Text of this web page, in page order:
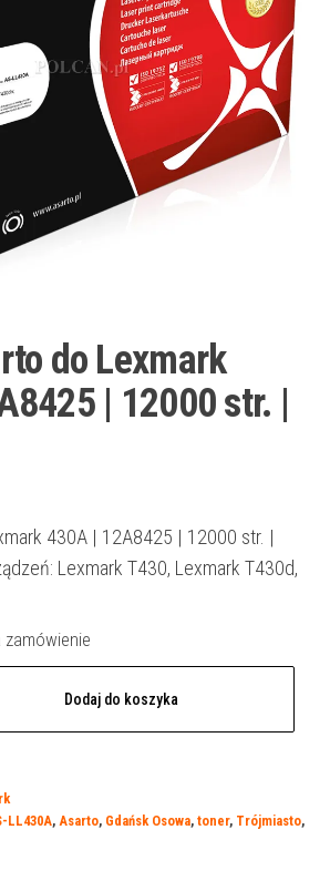
do Lexmark
| 12000 str. |
430A | 12A8425 | 12000 str. |
Lexmark T430, Lexmark T430d,
Dodaj do koszyka
LL430A, Asarto, Gdańsk Osowa, toner, Trójmiasto,